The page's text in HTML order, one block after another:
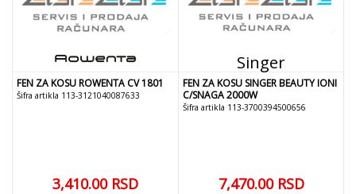
FEN ZA KOSU ROWENTA CV 1801
Šifra artikla 113-3121040087633
3,410.00 RSD
Singer
FEN ZA KOSU SINGER BEAUTY IONI
C/SNAGA 2000W
Šifra artikla 113-3700394500656
7,470.00 RSD